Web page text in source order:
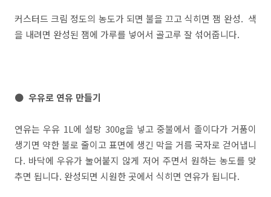
커스터드 크림 정도의 농도가 되면 불을 끄고 식히면 잼 완성. 색
을 내려면 완성된 잼에 가루를 넣어서 골고루 잘 섞어줍니다.
● 우유로 연유 만들기
연유는 우유 1L에 설탕 300g을 넣고 중불에서 졸이다가 거품이
생기면 약한 불로 줄이고 표면에 생긴 막을 거름 국자로 걷어냅니
다. 바닥에 우유가 눌어붙지 않게 저어 주면서 원하는 농도를 맞
추면 됩니다. 완성되면 시원한 곳에서 식히면 연유가 됩니다.